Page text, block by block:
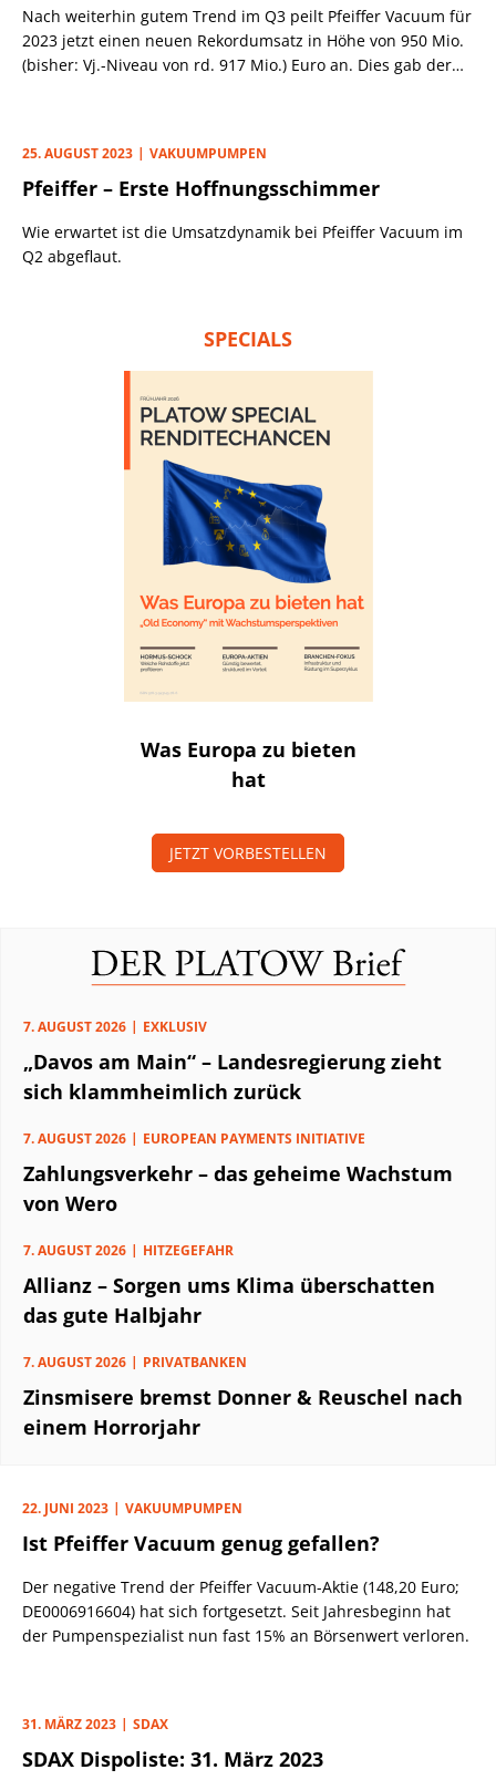
Nach weiterhin gutem Trend im Q3 peilt Pfeiffer Vacuum für
2023 jetzt einen neuen Rekordumsatz in Höhe von 950 Mio.
(bisher: Vj.-Niveau von rd. 917 Mio.) Euro an. Dies gab der
25. AUGUST 2023 VAKUUMPUMPEN
Pfeiffer – Erste Hoffnungsschimmer
Wie erwartet ist die Umsatzdynamik bei Pfeiffer Vacuum im
Q2 abgeflaut.
SPECIALS
Was Europa zu bieten
hat
JETZT VORBESTELLEN
7. AUGUST 2026 EXKLUSIV
„Davos am Main“ – Landesregierung zieht
sich klammheimlich zurück
7. AUGUST 2026 EUROPEAN PAYMENTS INITIATIVE
Zahlungsverkehr – das geheime Wachstum
von Wero
7. AUGUST 2026 HITZEGEFAHR
Allianz – Sorgen ums Klima überschatten
das gute Halbjahr
7. AUGUST 2026 PRIVATBANKEN
Zinsmisere bremst Donner & Reuschel nach
einem Horrorjahr
22. JUNI 2023 VAKUUMPUMPEN
Ist Pfeiffer Vacuum genug gefallen?
Der negative Trend der Pfeiffer Vacuum-Aktie (148,20 Euro;
DE0006916604) hat sich fortgesetzt. Seit Jahresbeginn hat
der Pumpenspezialist nun fast 15% an Börsenwert verloren.
31. MÄRZ 2023 SDAX
SDAX Dispoliste: 31. März 2023